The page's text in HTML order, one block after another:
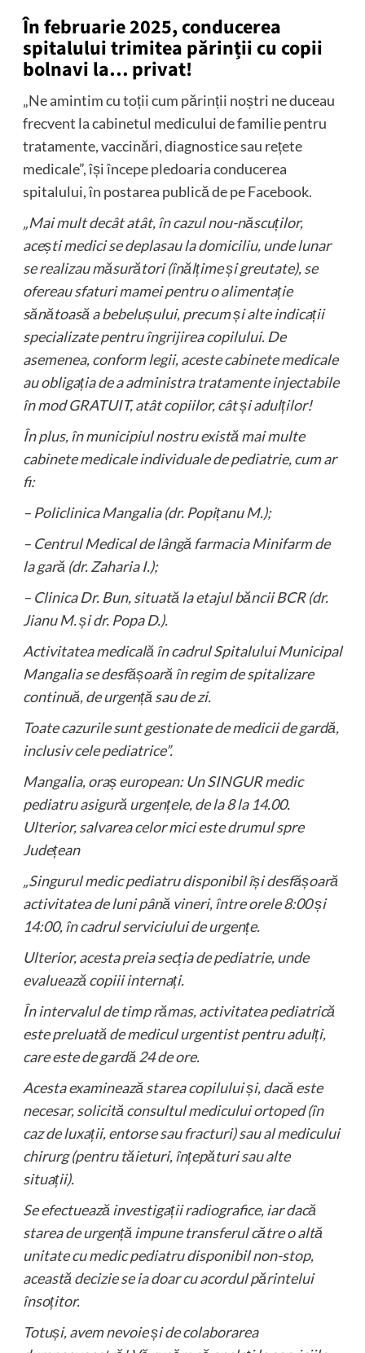
În februarie 2025, conducerea
spitalului trimitea părinții cu copii
bolnavi la… privat!
„Ne amintim cu toții cum părinții noștri ne duceau
frecvent la cabinetul medicului de familie pentru
tratamente, vaccinări, diagnostice sau rețete
medicale”, își începe pledoaria conducerea
spitalului, în postarea publică de pe Facebook.
„Mai mult decât atât, în cazul nou-născuților,
acești medici se deplasau la domiciliu, unde lunar
se realizau măsurători (înălțime și greutate), se
ofereau sfaturi mamei pentru o alimentație
sănătoasă a bebelușului, precum și alte indicații
specializate pentru îngrijirea copilului. De
asemenea, conform legii, aceste cabinete medicale
au obligația de a administra tratamente injectabile
în mod GRATUIT, atât copiilor, cât și adulților!
În plus, în municipiul nostru există mai multe
cabinete medicale individuale de pediatrie, cum ar
fi:
– Policlinica Mangalia (dr. Popițanu M.);
– Centrul Medical de lângă farmacia Minifarm de
la gară (dr. Zaharia I.);
– Clinica Dr. Bun, situată la etajul băncii BCR (dr.
Jianu M. și dr. Popa D.).
Activitatea medicală în cadrul Spitalului Municipal
Mangalia se desfășoară în regim de spitalizare
continuă, de urgență sau de zi.
Toate cazurile sunt gestionate de medicii de gardă,
inclusiv cele pediatrice”.
Mangalia, oraș european: Un SINGUR medic
pediatru asigură urgențele, de la 8 la 14.00.
Ulterior, salvarea celor mici este drumul spre
Județean
„Singurul medic pediatru disponibil își desfășoară
activitatea de luni până vineri, între orele 8:00 și
14:00, în cadrul serviciului de urgențe.
Ulterior, acesta preia secția de pediatrie, unde
evaluează copiii internați.
În intervalul de timp rămas, activitatea pediatrică
este preluată de medicul urgentist pentru adulți,
care este de gardă 24 de ore.
Acesta examinează starea copilului și, dacă este
necesar, solicită consultul medicului ortoped (în
caz de luxații, entorse sau fracturi) sau al medicului
chirurg (pentru tăieturi, înțepături sau alte
situații).
Se efectuează investigații radiografice, iar dacă
starea de urgență impune transferul către o altă
unitate cu medic pediatru disponibil non-stop,
această decizie se ia doar cu acordul părintelui
însoțitor.
Totuși, avem nevoie și de colaborarea